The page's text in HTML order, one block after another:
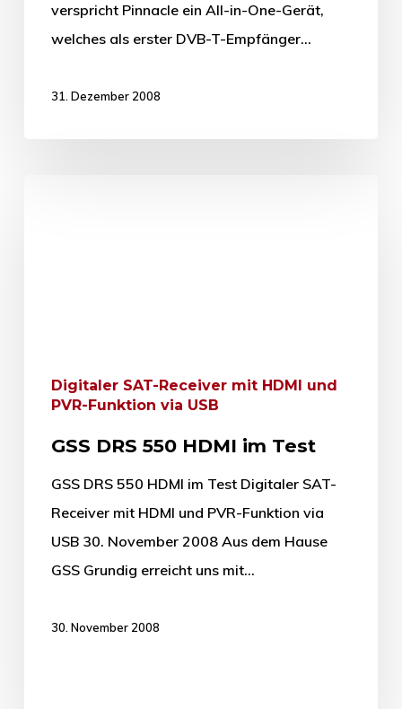
verspricht Pinnacle ein All-in-One-Gerät,
welches als erster DVB-T-Empfänger…
31. Dezember 2008
Digitaler SAT-Receiver mit HDMI und
PVR-Funktion via USB
GSS DRS 550 HDMI im Test
GSS DRS 550 HDMI im Test Digitaler SAT-
Receiver mit HDMI und PVR-Funktion via
USB 30. November 2008 Aus dem Hause
GSS Grundig erreicht uns mit…
30. November 2008